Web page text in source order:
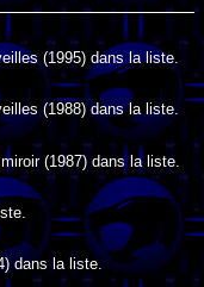
(1995) dans la liste.
(1988) dans la liste.
(1987) dans la liste.
dans la liste.